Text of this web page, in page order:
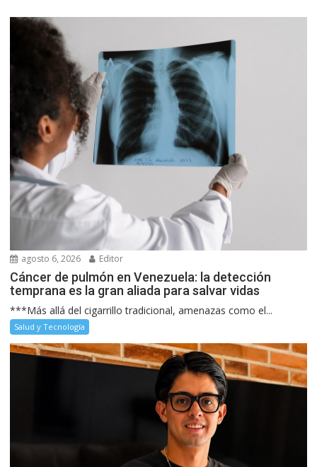
agosto 6, 2026 Editor
Cáncer de pulmón en Venezuela: la detección
temprana es la gran aliada para salvar vidas
***Más allá del cigarrillo tradicional, amenazas como el...
Salud y Tecnología